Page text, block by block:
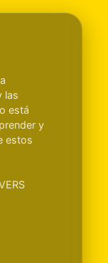
las
está
y
estos